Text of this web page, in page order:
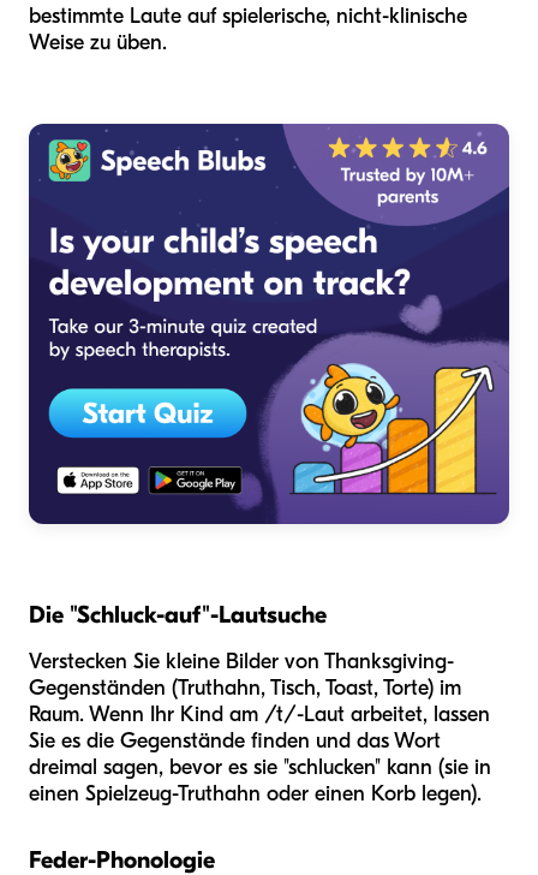
bestimmte Laute auf spielerische, nicht-klinische
Weise zu üben.
Die "Schluck-auf"-Lautsuche
Verstecken Sie kleine Bilder von Thanksgiving-
Gegenständen (Truthahn, Tisch, Toast, Torte) im
Raum. Wenn Ihr Kind am /t/-Laut arbeitet, lassen
Sie es die Gegenstände finden und das Wort
dreimal sagen, bevor es sie "schlucken" kann (sie in
einen Spielzeug-Truthahn oder einen Korb legen).
Feder-Phonologie